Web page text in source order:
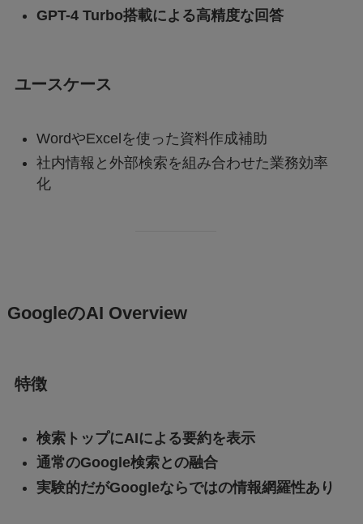
GPT-4 Turbo搭載による高精度な回答
ユースケース
WordやExcelを使った資料作成補助
社内情報と外部検索を組み合わせた業務効率
化
GoogleのAI Overview
特徴
検索トップにAIによる要約を表示
通常のGoogle検索との融合
実験的だがGoogleならではの情報網羅性あり